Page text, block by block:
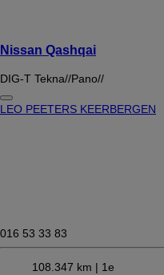
Nissan Qashqai
DIG-T Tekna//Pano//
LEO PEETERS KEERBERGEN
016 53 33 83
108.347 km | 1e